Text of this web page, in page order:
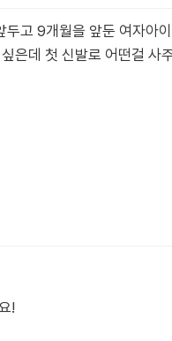
두고 9개월을 앞둔 여자아
은데 첫 신발로 어떤걸 사
!